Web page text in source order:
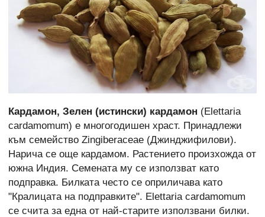
Кардамон, Зелен (истински) кардамон (Elettaria
cardamomum) е многогодишен храст. Принадлежи
към семейство Zingiberaceae (Джинджифилови).
Нарича се още кардамом. Растението произхожда от
южна Индия. Семената му се използват като
подправка. Билката често се оприличава като
"Кралицата на подправките". Elettaria cardamomum
се счита за една от най-старите използвани билки.